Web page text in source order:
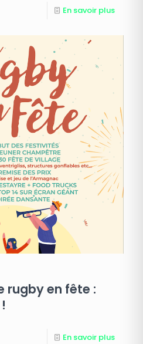
En savoir plus
rugby en fête :
En savoir plus